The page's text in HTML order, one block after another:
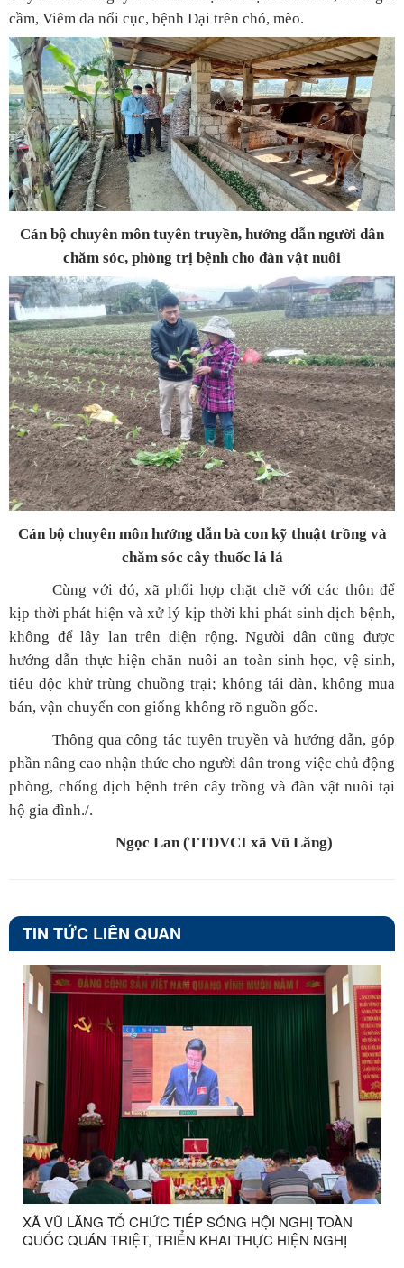
cầm, Viêm da nổi cục, bệnh Dại trên chó, mèo.
Cán bộ chuyên môn tuyên truyền, hướng dẫn người dân
chăm sóc, phòng trị bệnh cho đàn vật nuôi
Cán bộ chuyên môn hướng dẫn bà con kỹ thuật trồng và
chăm sóc cây thuốc lá lá
Cùng với đó, xã phối hợp chặt chẽ với các thôn để
kịp thời phát hiện và xử lý kịp thời khi phát sinh dịch bệnh,
không để lây lan trên diện rộng. Người dân cũng được
hướng dẫn thực hiện chăn nuôi an toàn sinh học, vệ sinh,
tiêu độc khử trùng chuồng trại; không tái đàn, không mua
bán, vận chuyển con giống không rõ nguồn gốc.
Thông qua công tác tuyên truyền và hướng dẫn, góp
phần nâng cao nhận thức cho người dân trong việc chủ động
phòng, chống dịch bệnh trên cây trồng và đàn vật nuôi tại
hộ gia đình./.
Ngọc Lan (TTDVCI xã Vũ Lăng)
TIN TỨC LIÊN QUAN
XÃ VŨ LĂNG TỔ CHỨC TIẾP SÓNG HỘI NGHỊ TOÀN
QUỐC QUÁN TRIỆT, TRIỂN KHAI THỰC HIỆN NGHỊ